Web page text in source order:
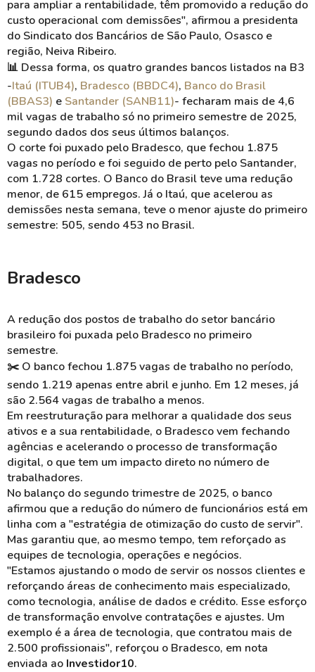
para ampliar a rentabilidade, têm promovido a redução do
custo operacional com demissões", afirmou a presidenta
do Sindicato dos Bancários de São Paulo, Osasco e
região, Neiva Ribeiro.
📊 Dessa forma, os quatro grandes bancos listados na B3
-Itaú (ITUB4), Bradesco (BBDC4), Banco do Brasil
(BBAS3) e Santander (SANB11)- fecharam mais de 4,6
mil vagas de trabalho só no primeiro semestre de 2025,
segundo dados dos seus últimos balanços.
O corte foi puxado pelo Bradesco, que fechou 1.875
vagas no período e foi seguido de perto pelo Santander,
com 1.728 cortes. O Banco do Brasil teve uma redução
menor, de 615 empregos. Já o Itaú, que acelerou as
demissões nesta semana, teve o menor ajuste do primeiro
semestre: 505, sendo 453 no Brasil.
Bradesco
A redução dos postos de trabalho do setor bancário
brasileiro foi puxada pelo Bradesco no primeiro
semestre.
✂️ O banco fechou 1.875 vagas de trabalho no período,
sendo 1.219 apenas entre abril e junho. Em 12 meses, já
são 2.564 vagas de trabalho a menos.
Em reestruturação para melhorar a qualidade dos seus
ativos e a sua rentabilidade, o Bradesco vem fechando
agências e acelerando o processo de transformação
digital, o que tem um impacto direto no número de
trabalhadores.
No balanço do segundo trimestre de 2025, o banco
afirmou que a redução do número de funcionários está em
linha com a "estratégia de otimização do custo de servir".
Mas garantiu que, ao mesmo tempo, tem reforçado as
equipes de tecnologia, operações e negócios.
"Estamos ajustando o modo de servir os nossos clientes e
reforçando áreas de conhecimento mais especializado,
como tecnologia, análise de dados e crédito. Esse esforço
de transformação envolve contratações e ajustes. Um
exemplo é a área de tecnologia, que contratou mais de
2.500 profissionais", reforçou o Bradesco, em nota
enviada ao Investidor10.